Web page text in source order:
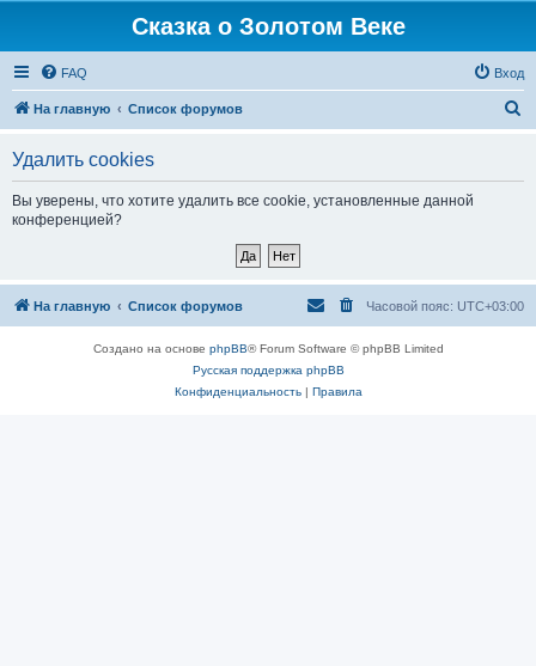
Сказка о Золотом Веке
FAQ Вход
На главную Список форумов
Удалить cookies
Вы уверены, что хотите удалить все cookie, установленные данной
конференцией?
На главную Список форумов Часовой пояс: UTC+03:00
Создано на основе phpBB® Forum Software © phpBB Limited
Русская поддержка phpBB
Конфиденциальность| Правила